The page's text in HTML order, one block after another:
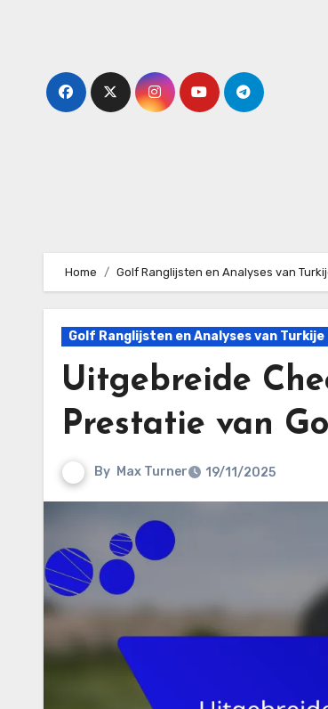
Home Golf Ranglijsten en Analyses van
Golf Ranglijsten en Analyses van Turkije
Uitgebreide
Prestatie van
By Max Turner 19/11/2025